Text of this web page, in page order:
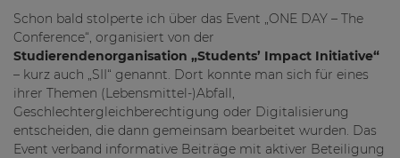
Schon bald stolperte ich über das Event „ONE DAY – The
Conference“, organisiert von der
Studierendenorganisation „Students’ Impact Initiative“
– kurz auch „SII“ genannt. Dort konnte man sich für eines
ihrer Themen (Lebensmittel-)Abfall,
Geschlechtergleichberechtigung oder Digitalisierung
entscheiden, die dann gemeinsam bearbeitet wurden. Das
Event verband informative Beiträge mit aktiver Beteiligung